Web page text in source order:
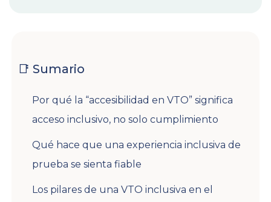
📑 Sumario
Por qué la “accesibilidad en VTO” significa
acceso inclusivo, no solo cumplimiento
Qué hace que una experiencia inclusiva de
prueba se sienta fiable
Los pilares de una VTO inclusiva en el